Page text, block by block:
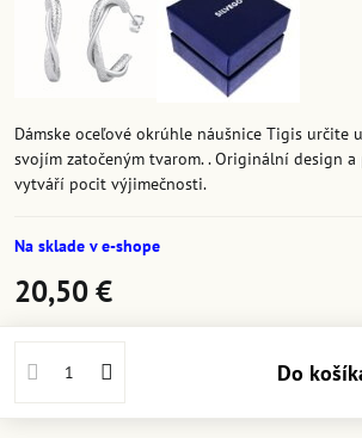
Dámske oceľové okrúhle náušnice Tigis určite
svojím zatočeným tvarom. . Originální design
vytváří pocit výjimečnosti.
Na sklade v e-shope
20,50 €
Do